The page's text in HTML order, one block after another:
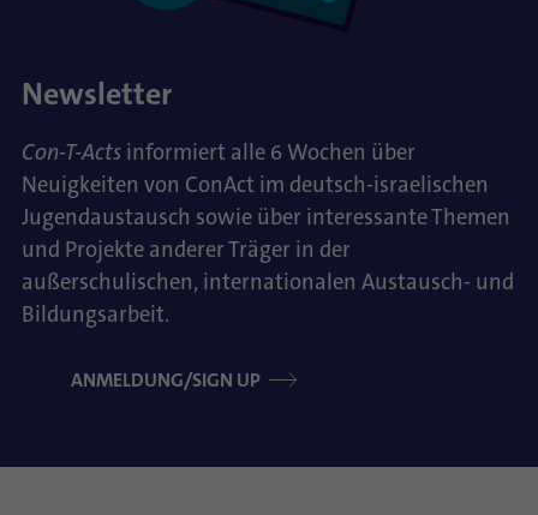
Newsletter
Con-T-Acts informiert alle 6 Wochen über
Neuigkeiten von ConAct im deutsch-israelischen
Jugendaustausch sowie über interessante Themen
und Projekte anderer Träger in der
außerschulischen, internationalen Austausch- und
Bildungsarbeit.
ANMELDUNG/SIGN UP